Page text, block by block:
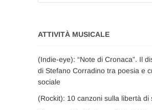
ATTIVITÀ MUSICALE
(Indie-eye): “Note di Cronaca”. Il
di Stefano Corradino tra poesia e
sociale
(Rockit): 10 canzoni sulla libertà di